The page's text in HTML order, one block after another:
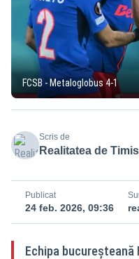
FCSB - Metaloglobus 4-1
Scris de
Realitatea de Timis
Publicat
24 feb. 2026, 09:36
Echipa bucureşteană